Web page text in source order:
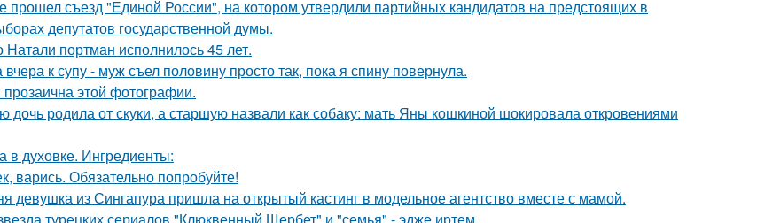
прошел съезд "Единой России", на котором утвердили партийных кандидатов на предстоящих в
депутатов государственной думы.
портман исполнилось 45 лет.
к супу - муж съел половину просто так, пока я спину повернула.
этой фотографии.
дочь родила от скуки, а старшую назвали как собаку: мать Яны кошкиной шокировала откровениями
в духовке. Ингредиенты:
варись. Обязательно попробуйте!
девушка из Сингапура пришла на открытый кастинг в модельное агентство вместе с мамой.